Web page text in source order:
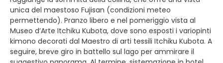
unica del maestoso Fujisan (condizioni meteo
permettendo). Pranzo libero e nel pomeriggio vista al
Museo d’Arte Itchiku Kubota, dove sono esposti i variopinti
kimono decorati dal Maestro di arti tessili Itchiku Kubota. A
seguire, breve giro in battello sul lago per ammirare il